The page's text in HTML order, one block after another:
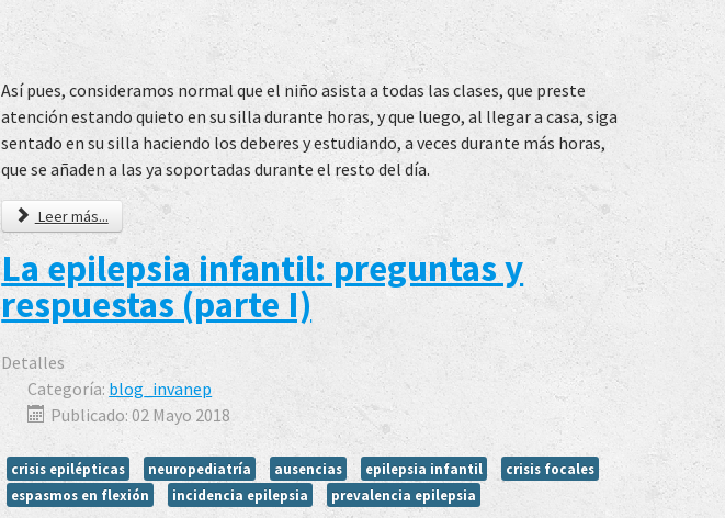
Así pues, consideramos normal que el niño asista a todas las clases, que preste
atención estando quieto en su silla durante horas, y que luego, al llegar a casa, siga
sentado en su silla haciendo los deberes y estudiando, a veces durante más horas,
que se añaden a las ya soportadas durante el resto del día.
Leer más...
La epilepsia infantil: preguntas y
respuestas (parte I)
Detalles
Categoría:blog_invanep
Publicado: 02 Mayo 2018
crisis epilépticas neuropediatría ausencias epilepsia infantil
crisis focales
espasmos en flexión
incidencia epilepsia prevalencia epilepsia